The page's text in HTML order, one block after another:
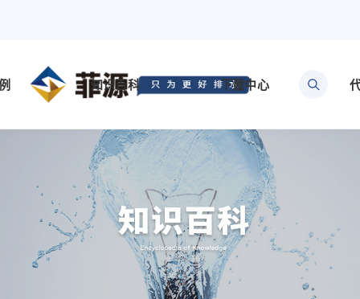
知识百科 下载中心